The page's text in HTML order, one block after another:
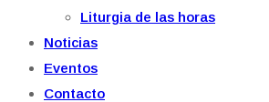
Liturgia de las horas
Noticias
Eventos
Contacto